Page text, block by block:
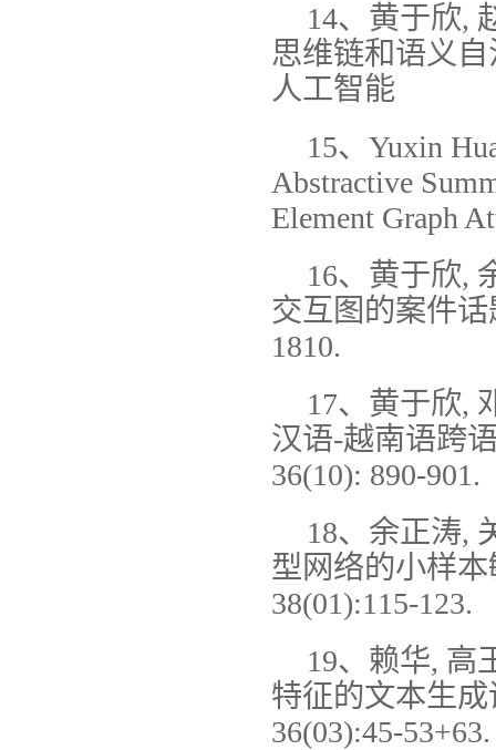
14、黄于欣,
思维链和语义
人工智能
15、Yuxin
Abstractive
Element Graph
16、黄于欣,
交互图的案件话
1810.
17、黄于欣,
汉语-越南语跨
36(10): 890-901.
18、余正涛,
型网络的小样
38(01):115-123.
19、赖华, 高
特征的文本生
36(03):45-53+63.